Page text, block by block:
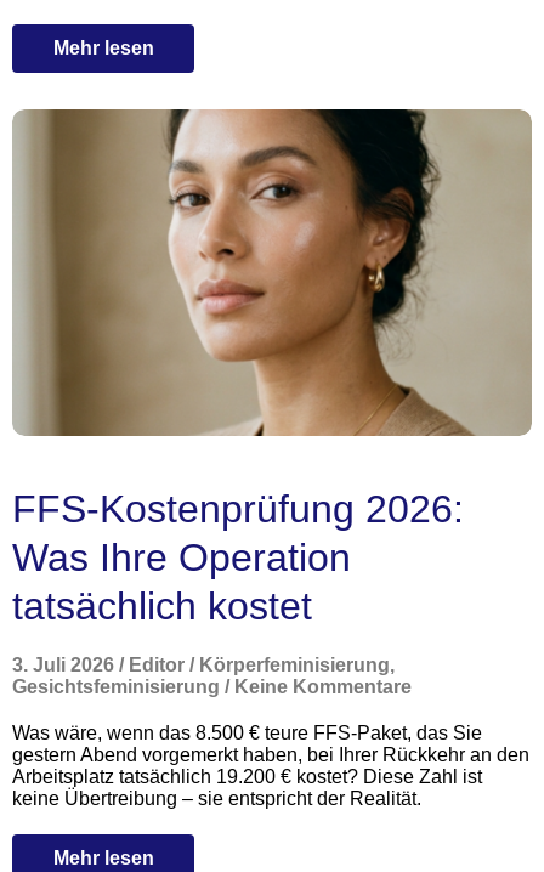
Mehr lesen
FFS-Kostenprüfung 2026:
Was Ihre Operation
tatsächlich kostet
3. Juli 2026 / Editor / Körperfeminisierung,
Gesichtsfeminisierung / Keine Kommentare
Was wäre, wenn das 8.500 € teure FFS-Paket, das Sie
gestern Abend vorgemerkt haben, bei Ihrer Rückkehr an den
Arbeitsplatz tatsächlich 19.200 € kostet? Diese Zahl ist
keine Übertreibung – sie entspricht der Realität.
Mehr lesen